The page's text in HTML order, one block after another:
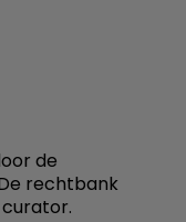
de
rechtbank
curator.